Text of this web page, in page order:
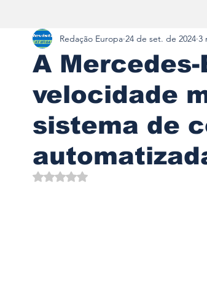
Camiões Lazer Aviação
Branding & Estratégia Componentes
A
velocidade
sistema de
Redação Europa 24 de set. de 2024 3
Avaliado com NaN de 5 estrelas.